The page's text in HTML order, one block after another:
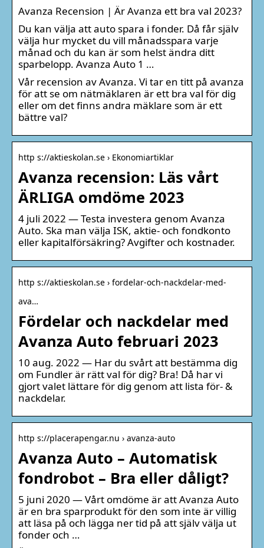
Avanza Recension | Är Avanza ett bra val 2023?
Du kan välja att auto spara i fonder. Då får själv
välja hur mycket du vill månadsspara varje
månad och du kan är som helst ändra ditt
sparbelopp. Avanza Auto 1 …
Vår recension av Avanza. Vi tar en titt på avanza
för att se om nätmäklaren är ett bra val för dig
eller om det finns andra mäklare som är ett
bättre val?
http s://aktieskolan.se › Ekonomiartiklar
Avanza recension: Läs vårt
ÄRLIGA omdöme 2023
4 juli 2022 — Testa investera genom Avanza
Auto. Ska man välja ISK, aktie- och fondkonto
eller kapitalförsäkring? Avgifter och kostnader.
http s://aktieskolan.se › fordelar-och-nackdelar-med-
ava…
Fördelar och nackdelar med
Avanza Auto februari 2023
10 aug. 2022 — Har du svårt att bestämma dig
om Fundler är rätt val för dig? Bra! Då har vi
gjort valet lättare för dig genom att lista för- &
nackdelar.
http s://placerapengar.nu › avanza-auto
Avanza Auto – Automatisk
fondrobot – Bra eller dåligt?
5 juni 2020 — Vårt omdöme är att Avanza Auto
är en bra sparprodukt för den som inte är villig
att läsa på och lägga ner tid på att själv välja ut
fonder och …